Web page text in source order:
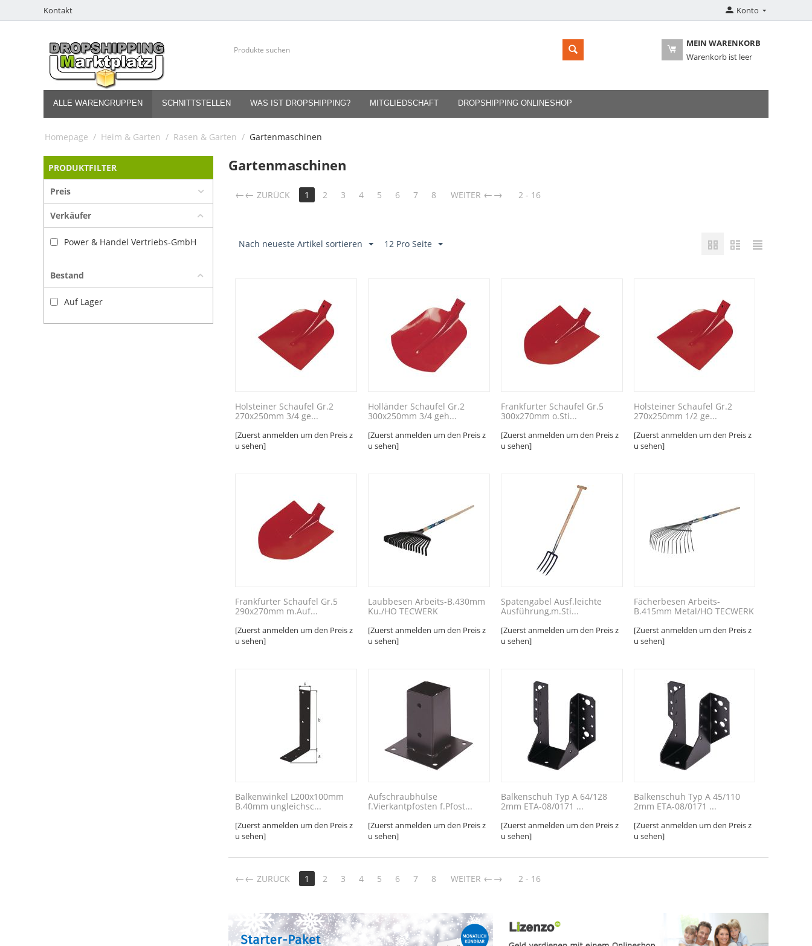
Kontakt Konto
MEIN WARENKORB
Warenkorb ist leer
ALLE WARENGRUPPEN SCHNITTSTELLEN WAS IST DROPSHIPPING? MITGLIEDSCHAFT DROPSHIPPING ONLINESHOP
Homepage / Heim & Garten / Rasen & Garten / Gartenmaschinen
PRODUKTFILTER
Preis
Verkäufer
Power & Handel Vertriebs-GmbH
Bestand
Auf Lager
Gartenmaschinen
← ZURÜCK 1 2 3 4 5 6 7 8 WEITER → 2 - 16
Nach neueste Artikel sortieren 12 Pro Seite
Holsteiner Schaufel Gr.2
270x250mm 3/4 ge...
[Zuerst anmelden um den Preis z
u sehen]
Holländer Schaufel Gr.2
300x250mm 3/4 geh...
[Zuerst anmelden um den Preis z
u sehen]
Frankfurter Schaufel Gr.5
300x270mm o.Sti...
[Zuerst anmelden um den Preis z
u sehen]
Holsteiner Schaufel Gr.2
270x250mm 1/2 ge...
[Zuerst anmelden um den Preis z
u sehen]
Frankfurter Schaufel Gr.5
290x270mm m.Auf...
[Zuerst anmelden um den Preis z
u sehen]
Laubbesen Arbeits-B.430mm
Ku./HO TECWERK
[Zuerst anmelden um den Preis z
u sehen]
Spatengabel Ausf.leichte
Ausführung,m.Sti...
[Zuerst anmelden um den Preis z
u sehen]
Fächerbesen Arbeits-
B.415mm Metal/HO TECWERK
[Zuerst anmelden um den Preis z
u sehen]
Balkenwinkel L200x100mm
B.40mm ungleichsc...
[Zuerst anmelden um den Preis z
u sehen]
Aufschraubhülse
f.Vierkantpfosten f.Pfost...
[Zuerst anmelden um den Preis z
u sehen]
Balkenschuh Typ A 64/128
2mm ETA-08/0171 ...
[Zuerst anmelden um den Preis z
u sehen]
Balkenschuh Typ A 45/110
2mm ETA-08/0171 ...
[Zuerst anmelden um den Preis z
u sehen]
← ZURÜCK 1 2 3 4 5 6 7 8 WEITER → 2 - 16